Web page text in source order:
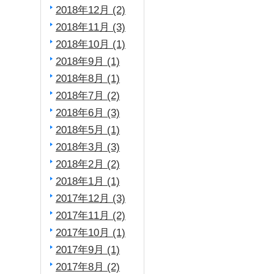
2018年12月 (2)
2018年11月 (3)
2018年10月 (1)
2018年9月 (1)
2018年8月 (1)
2018年7月 (2)
2018年6月 (3)
2018年5月 (1)
2018年3月 (3)
2018年2月 (2)
2018年1月 (1)
2017年12月 (3)
2017年11月 (2)
2017年10月 (1)
2017年9月 (1)
2017年8月 (2)